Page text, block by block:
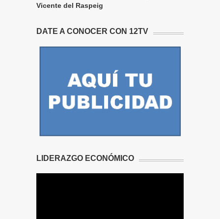
Vicente del Raspeig
DATE A CONOCER CON 12TV
LIDERAZGO ECONÓMICO